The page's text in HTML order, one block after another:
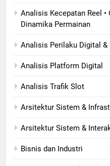
Analisis Kecepatan Reel •
Dinamika Permainan
Analisis Perilaku Digital &
Analisis Platform Digital
Analisis Trafik Slot
Arsitektur Sistem &
Arsitektur Sistem &
Bisnis dan Industri